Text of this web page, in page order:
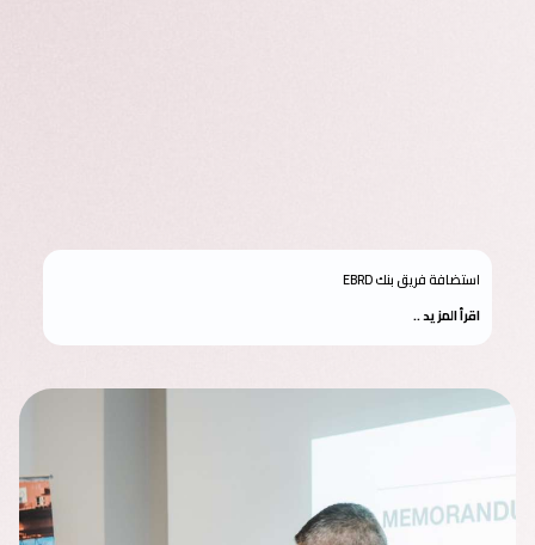
استضافة فريق بنك EBRD
اقرأ المزيد ..